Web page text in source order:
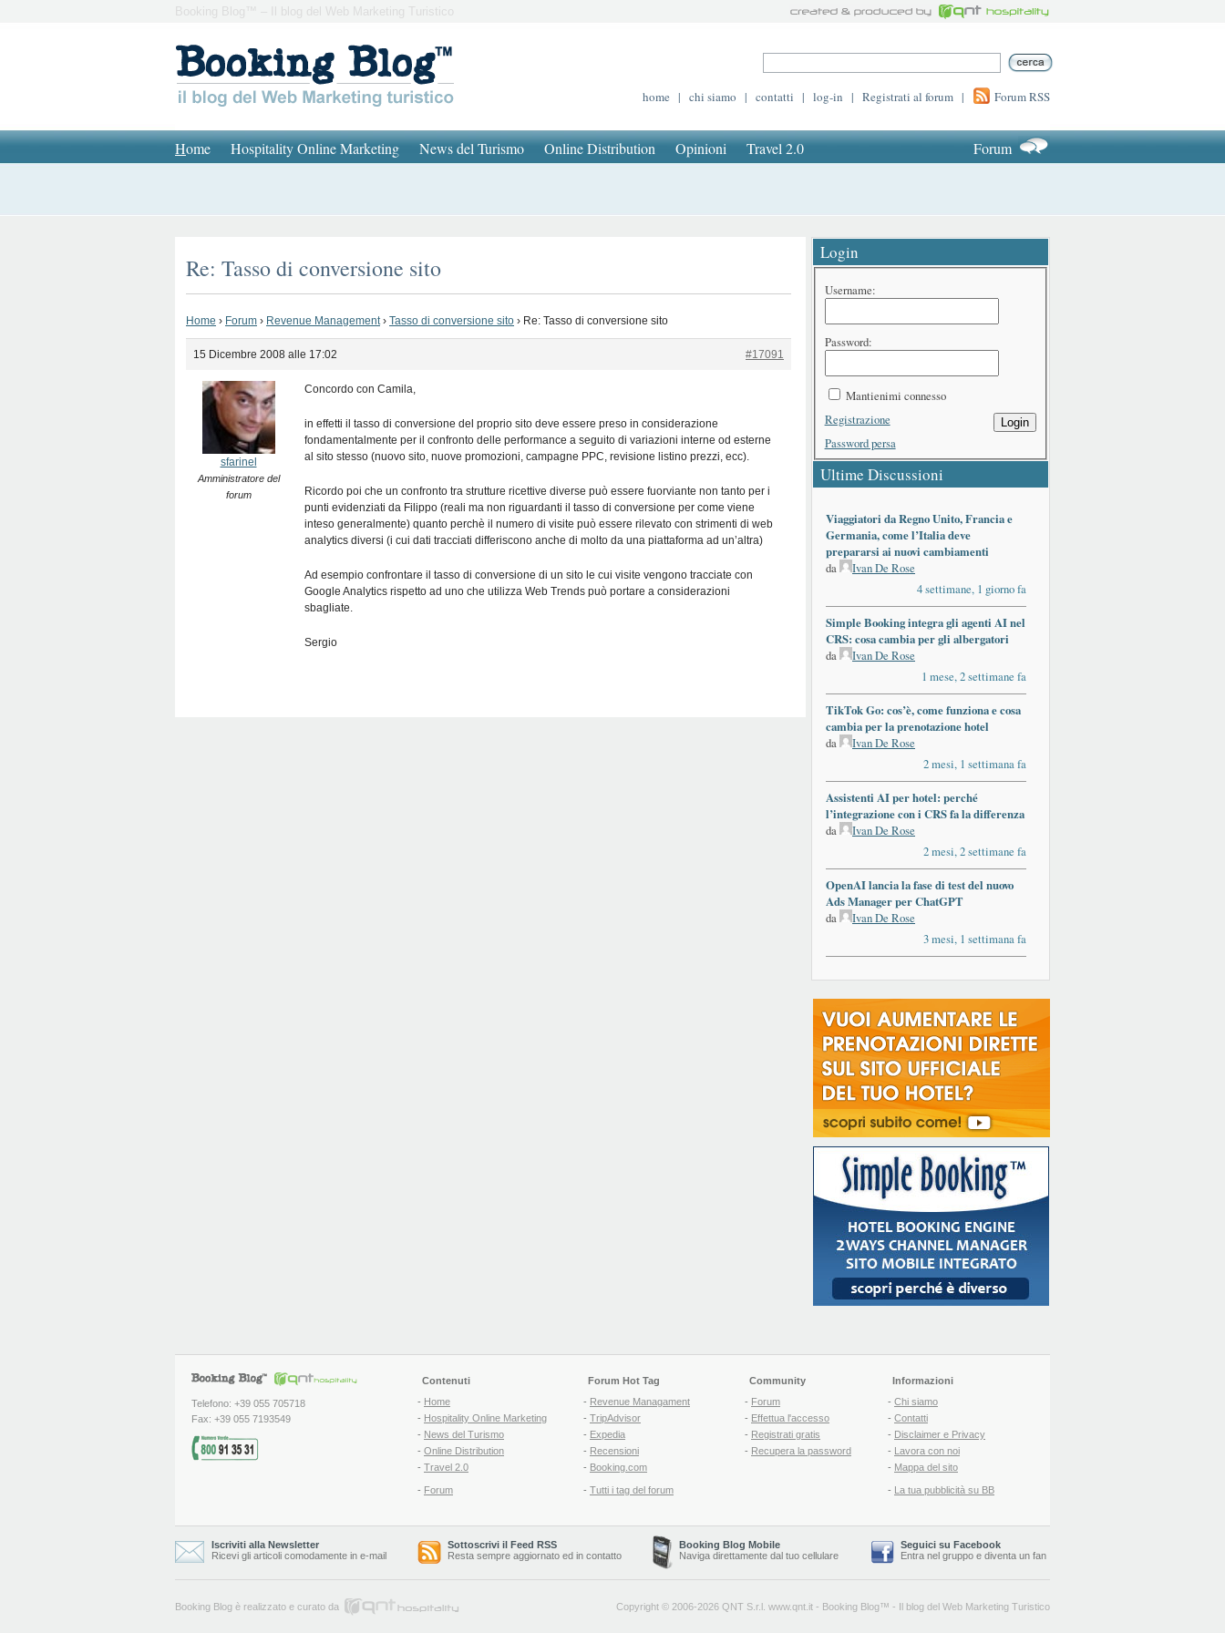
Booking Blog™ – Il blog del Web Marketing Turistico
home | chi siamo | contatti | log-in | Registrati al forum | Forum RSS
Home Hospitality Online Marketing News del Turismo Online Distribution Opinioni Travel 2.0 Forum
Re: Tasso di conversione sito
Home › Forum › Revenue Management › Tasso di conversione sito › Re: Tasso di conversione sito
15 Dicembre 2008 alle 17:02 #17091
sfarinel
Amministratore del
forum
Concordo con Camila,
in effetti il tasso di conversione del proprio sito deve essere preso in considerazione
fondamentalmente per il confronto delle performance a seguito di variazioni interne od esterne
al sito stesso (nuovo sito, nuove promozioni, campagne PPC, revisione listino prezzi, ecc).
Ricordo poi che un confronto tra strutture ricettive diverse può essere fuorviante non tanto per i
punti evidenziati da Filippo (reali ma non riguardanti il tasso di conversione per come viene
inteso generalmente) quanto perchè il numero di visite può essere rilevato con strimenti di web
analytics diversi (i cui dati tracciati differiscono anche di molto da una piattaforma ad un’altra)
Ad esempio confrontare il tasso di conversione di un sito le cui visite vengono tracciate con
Google Analytics rispetto ad uno che utilizza Web Trends può portare a considerazioni
sbagliate.
Sergio
Login
Username:
Password:
Mantienimi connesso
Login
Registrazione
Password persa
Ultime Discussioni
Viaggiatori da Regno Unito, Francia e
Germania, come l’Italia deve
prepararsi ai nuovi cambiamenti
da
Ivan De Rose
4 settimane, 1 giorno fa
Simple Booking integra gli agenti AI nel
CRS: cosa cambia per gli albergatori
da
Ivan De Rose
1 mese, 2 settimane fa
TikTok Go: cos’è, come funziona e cosa
cambia per la prenotazione hotel
da
Ivan De Rose
2 mesi, 1 settimana fa
Assistenti AI per hotel: perché
l’integrazione con i CRS fa la differenza
da
Ivan De Rose
2 mesi, 2 settimane fa
OpenAI lancia la fase di test del nuovo
Ads Manager per ChatGPT
da
Ivan De Rose
3 mesi, 1 settimana fa
Telefono: +39 055 705718
Fax: +39 055 7193549
Contenuti
- Home
- Hospitality Online Marketing
- News del Turismo
- Online Distribution
- Travel 2.0
- Forum
Forum Hot Tag
- Revenue Managament
- TripAdvisor
- Expedia
- Recensioni
- Booking.com
- Tutti i tag del forum
Community
- Forum
- Effettua l'accesso
- Registrati gratis
- Recupera la password
Informazioni
- Chi siamo
- Contatti
- Disclaimer e Privacy
- Lavora con noi
- Mappa del sito
- La tua pubblicità su BB
Iscriviti alla Newsletter
Ricevi gli articoli comodamente in e-mail
Sottoscrivi il Feed RSS
Resta sempre aggiornato ed in contatto
Booking Blog Mobile
Naviga direttamente dal tuo cellulare
Seguici su Facebook
Entra nel gruppo e diventa un fan
Booking Blog è realizzato e curato da Copyright © 2006-2026 QNT S.r.l. www.qnt.it - Booking Blog™ - Il blog del Web Marketing Turistico